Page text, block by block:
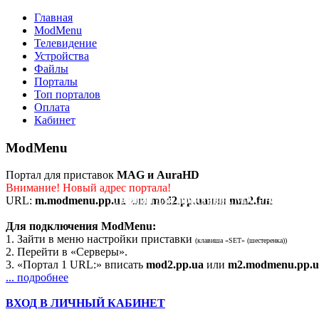
Главная
ModMenu
Телевидение
Устройства
Файлы
Порталы
Топ порталов
Оплата
Кабинет
Портал для приставок MAG/AuraHD
ModMenu
Портал для приставок MAG и AuraHD
Внимание! Новый адрес портала!
URL: m.modmenu.pp.ua или mod2.pp.uaили mm2.fun
Для подключения ModMenu:
1. Зайти в меню настройки приставки (клавиша «SET» (шестеренка))
2. Перейти в «Серверы».
3. «Портал 1 URL:» вписать mod2.pp.ua или
... подробнее
ВХОД В ЛИЧНЫЙ КАБИНЕТ